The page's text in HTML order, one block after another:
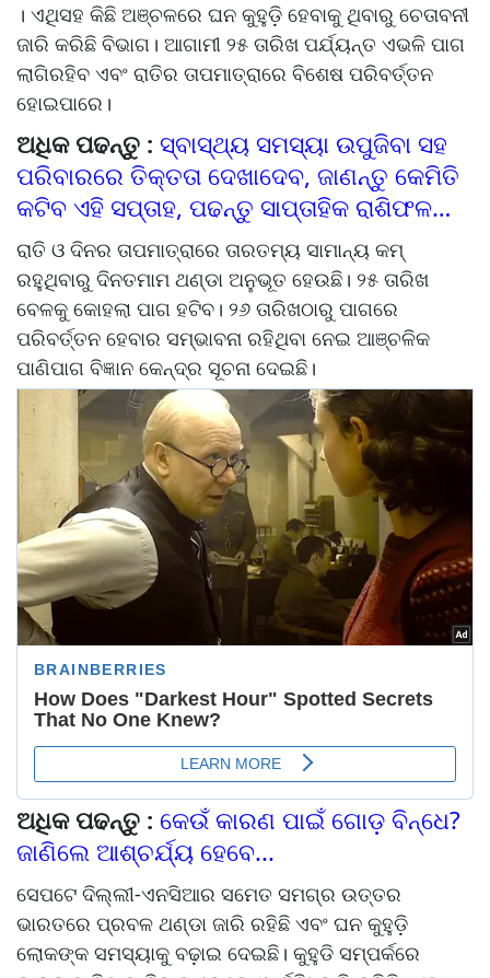
। ଏଥିସହ କିଛି ଅଞ୍ଚଳରେ ଘନ କୁହୁଡ଼ି ହେବାକୁ ଥିବାରୁ ଚେତାବନୀ
ଜାରି କରିଛି ବିଭାଗ। ଆଗାମୀ ୨୫ ତାରିଖ ପର୍ଯ୍ୟନ୍ତ ଏଭଳି ପାଗ
ଲାଗିରହିବ ଏବଂ ରାତିର ତାପମାତ୍ରାରେ ବିଶେଷ ପରିବର୍ତ୍ତନ
ହୋଇପାରେ।
ଅଧିକ ପଢନ୍ତୁ : ସ୍ବାସ୍ଥ୍ୟ ସମସ୍ୟା ଉପୁଜିବା ସହ
ପରିବାରରେ ତିକ୍ତତା ଦେଖାଦେବ, ଜାଣନ୍ତୁ କେମିତି
କଟିବ ଏହି ସପ୍ତାହ, ପଢନ୍ତୁ ସାପ୍ତାହିକ ରାଶିଫଳ…
ରାତି ଓ ଦିନର ତାପମାତ୍ରାରେ ତାରତମ୍ୟ ସାମାନ୍ୟ କମ୍‌
ରହୁଥିବାରୁ ଦିନତମାମ ଥଣ୍ଡା ଅନୁଭୂତ ହେଉଛି। ୨୫ ତାରିଖ
ବେଳକୁ କୋହଲା ପାଗ ହଟିବ। ୨୬ ତାରିଖଠାରୁ ପାଗରେ
ପରିବର୍ତ୍ତନ ହେବାର ସମ୍ଭାବନା ରହିଥିବା ନେଇ ଆଞ୍ଚଳିକ
ପାଣିପାଗ ବିଜ୍ଞାନ କେନ୍ଦ୍ର ସୂଚନା ଦେଇଛି।
ଅଧିକ ପଢନ୍ତୁ : କେଉଁ କାରଣ ପାଇଁ ଗୋଡ଼ ବିନ୍ଧେ?
ଜାଣିଲେ ଆଶ୍ଚର୍ଯ୍ୟ ହେବେ...
ସେପଟେ ଦିଲ୍ଲୀ-ଏନସିଆର ସମେତ ସମଗ୍ର ଉତ୍ତର
ଭାରତରେ ପ୍ରବଳ ଥଣ୍ଡା ଜାରି ରହିଛି ଏବଂ ଘନ କୁହୁଡ଼ି
ଲୋକଙ୍କ ସମସ୍ୟାକୁ ବଢ଼ାଇ ଦେଇଛି। କୁହୁଡି ସମ୍ପର୍କରେ